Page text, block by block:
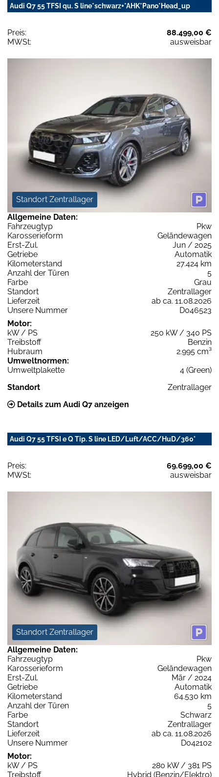
Audi Q7 55 TFSI qu. S line*schwarz+*AHK*Pano*Head_up
Preis:
88.499,00 €
MWSt:
ausweisbar
Standort Zentrallager
Allgemeine Daten:
Fahrzeugtyp
Pkw
Karosserieform
Geländewagen
Erst-Zul.
Jun / 2025
Getriebe
Automatik
Kilometerstand
27.424 km
Anzahl der Türen
5
Farbe
Grau
Standort
Zentrallager
Lieferzeit
ab ca. 11.08.2026
Unsere Nummer
D046523
Motor:
kW / PS
250 kW / 340 PS
Treibstoff
Benzin
Hubraum
2.995 cm³
Umweltnormen:
Umweltplakette
4 (Green)
Standort
Zentrallager
Details zum Audi Q7 anzeigen
Audi Q7 55 TFSI e Q Tip. S line LED/Luft/ACC/HuD/360°
Preis:
69.699,00 €
MWSt:
ausweisbar
Standort Zentrallager
Allgemeine Daten:
Fahrzeugtyp
Pkw
Karosserieform
Geländewagen
Erst-Zul.
Mär / 2024
Getriebe
Automatik
Kilometerstand
64.530 km
Anzahl der Türen
5
Farbe
Schwarz
Standort
Zentrallager
Lieferzeit
ab ca. 11.08.2026
Unsere Nummer
D042102
Motor:
kW / PS
280 kW / 381 PS
Treibstoff
Hybrid (Benzin/Elektro)